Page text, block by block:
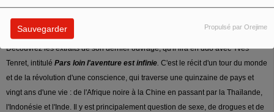
Sauvegarder Propulsé par Orejime
éditions de l'Irrémissible, quatre romans et trois recueils de textes, dont
beaucoup sont parus dans la presse ou sur Internet.
Découvrez les extraits de son dernier ouvrage, qu'il lira en duo avec Yves
Tenret, intitulé Pars loin l'aventure est infinie C'est le récit d'un tour du monde
et de la révolution d'une conscience, qui traverse une quinzaine de pays et
vingt ans d'une vie : de l'Afrique noire à la Chine en passant par la Thaïlande,
l'Indonésie et l'Inde. Il y est principalement question de sexe, de drogues et de